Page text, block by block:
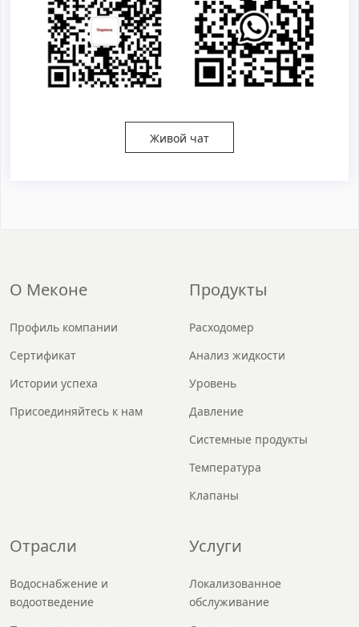
Живой чат
О Меконе
Профиль компании
Сертификат
Истории успеха
Присоединяйтесь к нам
Продукты
Расходомер
Анализ жидкости
Уровень
Давление
Системные продукты
Температура
Клапаны
Отрасли
Водоснабжение и
водоотведение
Услуги
Локализованное
обслуживание